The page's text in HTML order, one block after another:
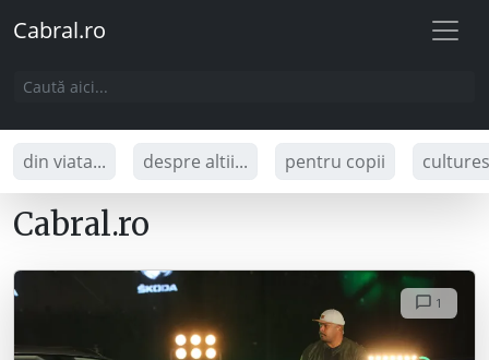
Cabral.ro
din viata... despre altii... pentru copii
Cabral.ro
1